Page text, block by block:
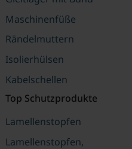
Maschinenfüße
Rändelmuttern
Isolierhülsen
Kabelschellen
Top Schutzprodukte
Lamellenstopfen
Lamellenstopfen,